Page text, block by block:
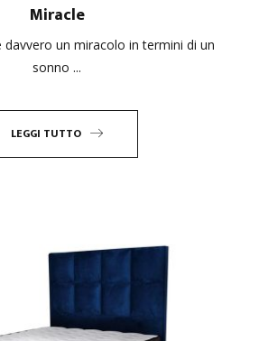
Miracle
davvero un miracolo in termini di un
sonno ...
LEGGI TUTTO